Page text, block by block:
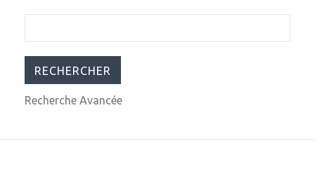
Recherche Avancée